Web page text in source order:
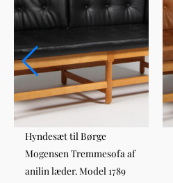
Hyndesæt til Børge
Mogensen Tremmesofa af
anilin læder. Model 1789